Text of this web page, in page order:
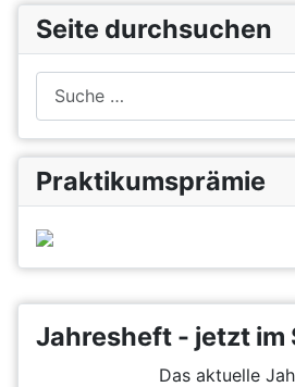
Jahresheft - jetzt im
Das aktuelle
Seite durchsuchen
Praktikumsprämie